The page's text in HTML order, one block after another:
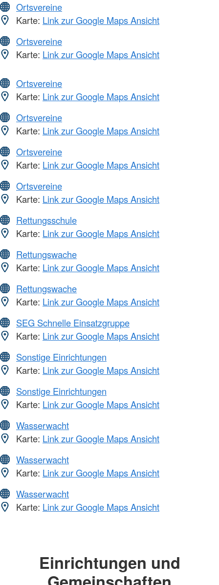
Ortsvereine
Karte: Link zur Google Maps Ansicht
Ortsvereine
Karte: Link zur Google Maps Ansicht
Ortsvereine
Karte: Link zur Google Maps Ansicht
Ortsvereine
Karte: Link zur Google Maps Ansicht
Ortsvereine
Karte: Link zur Google Maps Ansicht
Ortsvereine
Karte: Link zur Google Maps Ansicht
Rettungsschule
Karte: Link zur Google Maps Ansicht
Rettungswache
Karte: Link zur Google Maps Ansicht
Rettungswache
Karte: Link zur Google Maps Ansicht
SEG Schnelle Einsatzgruppe
Karte: Link zur Google Maps Ansicht
Sonstige Einrichtungen
Karte: Link zur Google Maps Ansicht
Sonstige Einrichtungen
Karte: Link zur Google Maps Ansicht
Wasserwacht
Karte: Link zur Google Maps Ansicht
Wasserwacht
Karte: Link zur Google Maps Ansicht
Wasserwacht
Karte: Link zur Google Maps Ansicht
Einrichtungen und